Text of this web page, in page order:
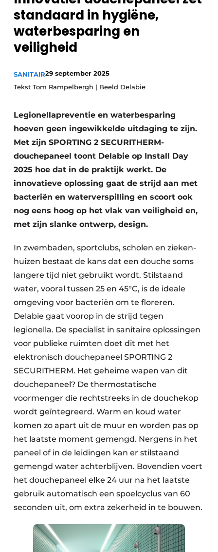
Vacature aanmelden
Vacatures
Video’s
Sanitair
Binnenklimaat
Brandbeveiliging
Warmtepompen
standaard in hygiëne,
waterbesparing en
veiligheid
SANITAIR29 september 2025
Tekst Tom Rampelbergh | Beeld Delabie
Legionellapreventie en waterbesparing
hoeven geen ingewikkelde uitdaging te zijn.
Met zijn SPORTING 2 SECURITHERM-
douchepaneel toont Delabie op Install Day
2025 hoe dat in de praktijk werkt. De
innovatieve oplossing gaat de strijd aan met
bacteriën en waterverspilling en scoort ook
nog eens hoog op het vlak van veiligheid en,
met zijn slanke ontwerp, design.
In zwembaden, sportclubs, scholen en zieken­
huizen bestaat de kans dat een douche soms
langere tijd niet gebruikt wordt. Stilstaand
water, vooral tussen 25 en 45°C, is de ideale
omgeving voor bacteriën om te floreren.
Delabie gaat voorop in de strijd tegen
legionella. De specialist in sanitaire oplossingen
voor publieke ruimten doet dit met het
elektronisch douchepaneel SPORTING 2
SECURITHERM. Het geheime wapen van dit
douchepaneel? De thermostatische
voormenger die rechtstreeks in de douchekop
wordt geïntegreerd. Warm en koud water
komen zo apart uit de muur en worden pas op
het laatste moment gemengd. Nergens in het
paneel of in de leidingen kan er stilstaand
gemengd water achterblijven. Bovendien voert
het douchepaneel elke 24 uur na het laatste
gebruik automatisch een spoelcyclus van 60
seconden uit, om extra zekerheid in te bouwen.